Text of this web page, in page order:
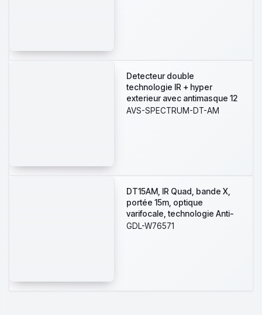
Detecteur double
technologie IR + hyper
exterieur avec antimasque 12
metres 100°
AVS-SPECTRUM-DT-AM
DT15AM, IR Quad, bande X,
portée 15m, optique
varifocale, technologie Anti-
Stealth, anti-masque actif par
GDL-W76571